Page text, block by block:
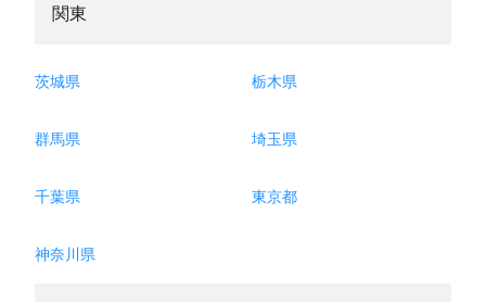
関東
茨城県 栃木県
群馬県 埼玉県
千葉県 東京都
神奈川県